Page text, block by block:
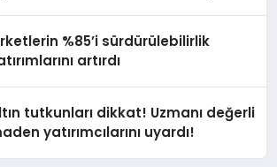
%85’i sürdürülebilirlik
artırdı
tutkunları dikkat! Uzmanı değerli
yatırımcılarını uyardı!